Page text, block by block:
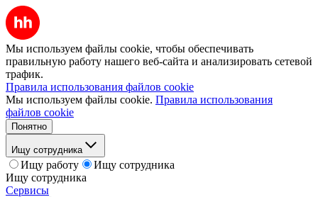
Мы используем файлы cookie, чтобы обеспечивать
правильную работу нашего веб-сайта и анализировать сетевой
трафик.
Правила использования файлов cookie
Мы используем файлы cookie. Правила использования
файлов cookie
Понятно
Ищу сотрудника
Ищу работу
Ищу сотрудника
Ищу сотрудника
Сервисы